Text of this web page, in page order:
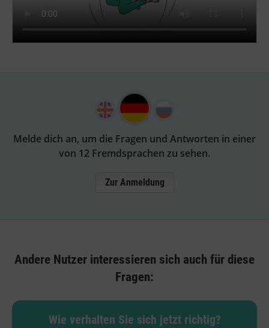
Melde dich an, um die Fragen und Antworten in einer
von 12 Fremdsprachen zu sehen.
Zur Anmeldung
Andere Nutzer interessieren sich auch für diese
Fragen:
Wie verhalten Sie sich jetzt richtig?